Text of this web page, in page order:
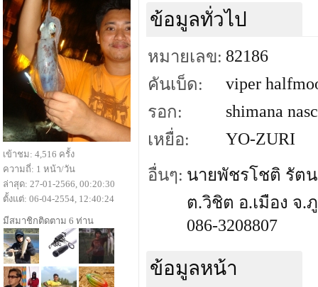
ข้อมูลทั่วไป
หมายเลข: 82186
คันเบ็ด:
viper
รอก:
shimana
เหยื่อ:
YO-ZURI
อื่นๆ: นายพัชรโชติ รัต
ต.วิชิต อ.เมือง จ.
086-3208807
ข้อมูลหน้า
เข้าชม: 4,516 ครั้ง
ความถี่: 1 หน้า/วัน
ล่าสุด: 27-01-2566, 00:20:30
ตั้งแต่: 06-04-2554, 12:40:24
มีสมาชิกติดตาม 6 ท่าน